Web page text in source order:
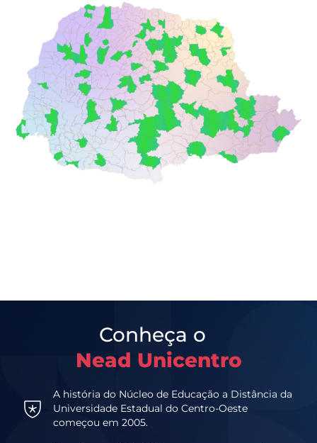
Conheça o
Nead Unicentro
A história do Núcleo de Educação a Distância da
Universidade Estadual do Centro-Oeste
começou em 2005.